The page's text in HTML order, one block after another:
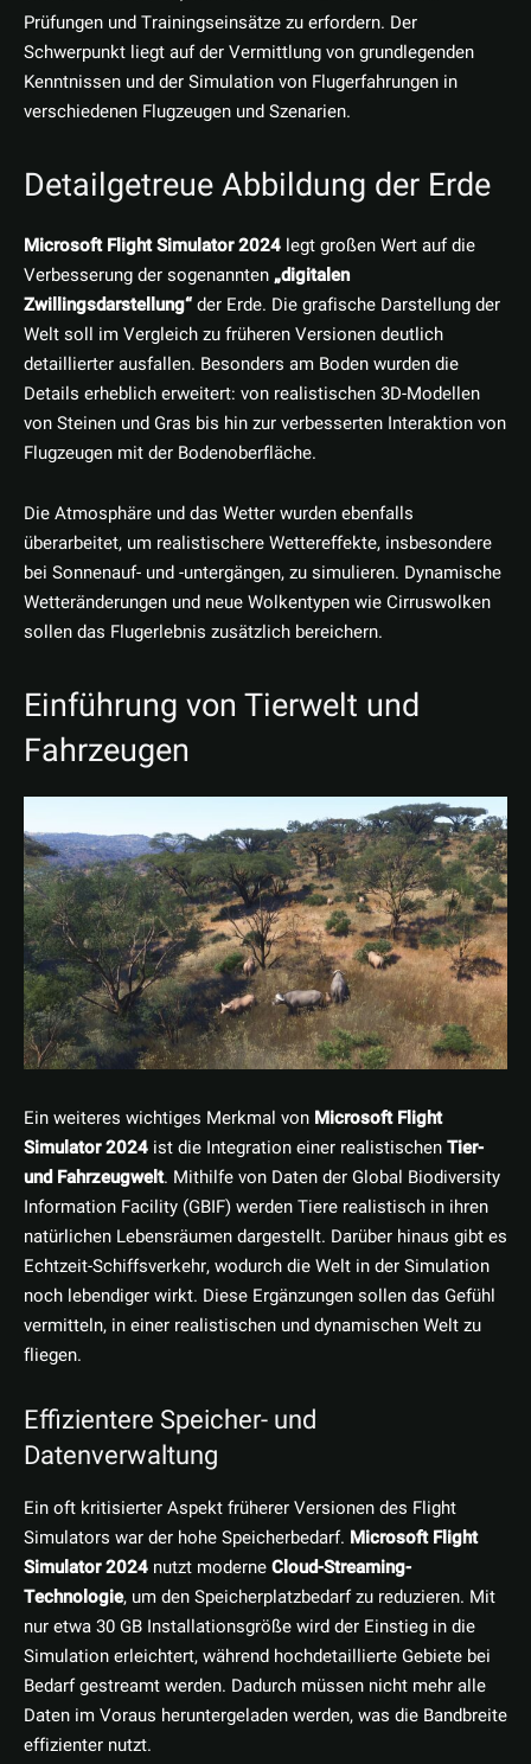
Prüfungen und Trainingseinsätze zu erfordern. Der
Schwerpunkt liegt auf der Vermittlung von grundlegenden
Kenntnissen und der Simulation von Flugerfahrungen in
verschiedenen Flugzeugen und Szenarien.
Detailgetreue Abbildung der Erde
Microsoft Flight Simulator 2024 legt großen Wert auf die
Verbesserung der sogenannten„digitalen
Zwillingsdarstellung“der Erde. Die grafische Darstellung der
Welt soll im Vergleich zu früheren Versionen deutlich
detaillierter ausfallen. Besonders am Boden wurden die
Details erheblich erweitert: von realistischen 3D-Modellen
von Steinen und Gras bis hin zur verbesserten Interaktion von
Flugzeugen mit der Bodenoberfläche.
Die Atmosphäre und das Wetter wurden ebenfalls
überarbeitet, um realistischere Wettereffekte, insbesondere
bei Sonnenauf- und -untergängen, zu simulieren. Dynamische
Wetteränderungen und neue Wolkentypen wie Cirruswolken
sollen das Flugerlebnis zusätzlich bereichern.
Einführung von Tierwelt und
Fahrzeugen
Ein weiteres wichtiges Merkmal von Microsoft Flight
Simulator 2024 ist die Integration einer realistischenTier-
und Fahrzeugwelt. Mithilfe von Daten der Global Biodiversity
Information Facility (GBIF) werden Tiere realistisch in ihren
natürlichen Lebensräumen dargestellt. Darüber hinaus gibt es
Echtzeit-Schiffsverkehr, wodurch die Welt in der Simulation
noch lebendiger wirkt. Diese Ergänzungen sollen das Gefühl
vermitteln, in einer realistischen und dynamischen Welt zu
fliegen.
Effizientere Speicher- und
Datenverwaltung
Ein oft kritisierter Aspekt früherer Versionen des Flight
Simulators war der hohe Speicherbedarf. Microsoft Flight
Simulator 2024 nutzt moderneCloud-Streaming-
Technologie, um den Speicherplatzbedarf zu reduzieren. Mit
nur etwa 30 GB Installationsgröße wird der Einstieg in die
Simulation erleichtert, während hochdetaillierte Gebiete bei
Bedarf gestreamt werden. Dadurch müssen nicht mehr alle
Daten im Voraus heruntergeladen werden, was die Bandbreite
effizienter nutzt.